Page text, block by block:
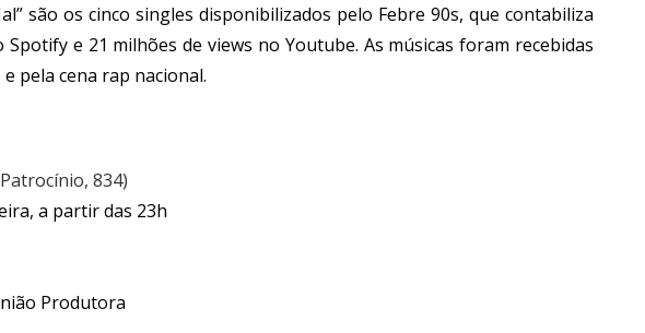
são os cinco singles disponibilizados pelo Febre 90s, que contabiliza
e 21 milhões de views no Youtube. As músicas foram recebidas
pela cena rap nacional.
834)
a partir das 23h
Produtora